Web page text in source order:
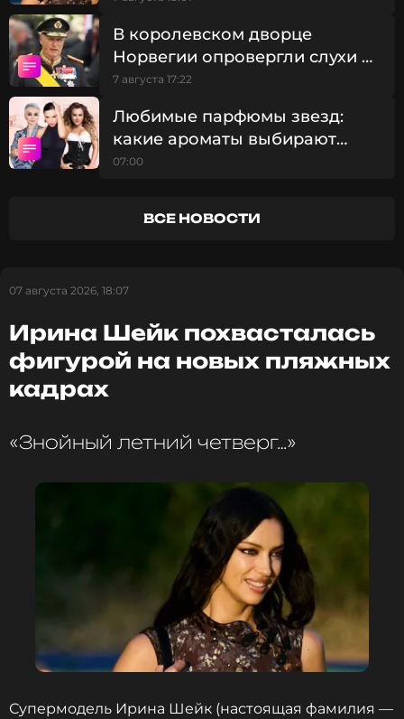
Читайте нас в ВКонтакте, чтобы
оставаться в курсе событий
В королевском дворце
Норвегии опровергли слухи о
госпитализации Харальда V
7 августа 17:22
Любимые парфюмы звезд:
какие ароматы выбирают
российские знаменитости
07:00
ВСЕ НОВОСТИ
07 августа 2026, 18:07
Ирина Шейк похвасталась
фигурой на новых пляжных
кадрах
«Знойный летний четверг…»
Супермодель Ирина Шейк (настоящая фамилия —